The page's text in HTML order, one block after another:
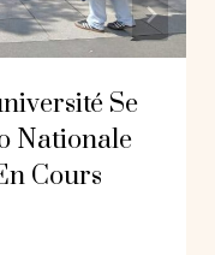
Se
Nationale
Cours